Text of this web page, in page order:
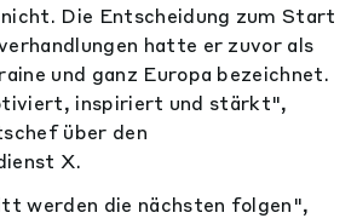
Die Entscheidung zum Start
hatte er zuvor als
und ganz Europa bezeichnet.
inspiriert und stärkt",
über den
X.
werden die nächsten folgen",